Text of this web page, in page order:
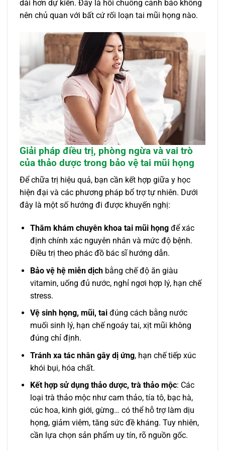
dài hơn dự kiến. Đây là hồi chuông cảnh báo không
nên chủ quan với bất cứ rối loạn tai mũi họng nào.
Giải pháp điều trị, phòng ngừa và vai trò
của thảo dược trong bảo vệ tai mũi họng
Để chữa trị hiệu quả, bạn cần kết hợp giữa y học
hiện đại và các phương pháp bổ trợ tự nhiên. Dưới
đây là một số hướng đi được khuyến nghị:
Thăm khám chuyên khoa tai mũi họngđể xác
định chính xác nguyên nhân và mức độ bệnh.
Điều trị theo phác đồ bác sĩ hướng dẫn.
Bảo vệ hệ miễn dịchbằng chế độ ăn giàu
vitamin, uống đủ nước, nghỉ ngơi hợp lý, hạn chế
stress.
Vệ sinh họng, mũi, taiđúng cách bằng nước
muối sinh lý, hạn chế ngoáy tai, xịt mũi không
đúng chỉ định.
Tránh xa tác nhân gây dị ứng, hạn chế tiếp xúc
khói bụi, hóa chất.
Kết hợp sử dụng thảo dược, trà thảo mộc: Các
loại trà thảo mộc như cam thảo, tía tô, bạc hà,
cúc hoa, kinh giới, gừng… có thể hỗ trợ làm dịu
họng, giảm viêm, tăng sức đề kháng. Tuy nhiên,
cần lựa chọn sản phẩm uy tín, rõ nguồn gốc.